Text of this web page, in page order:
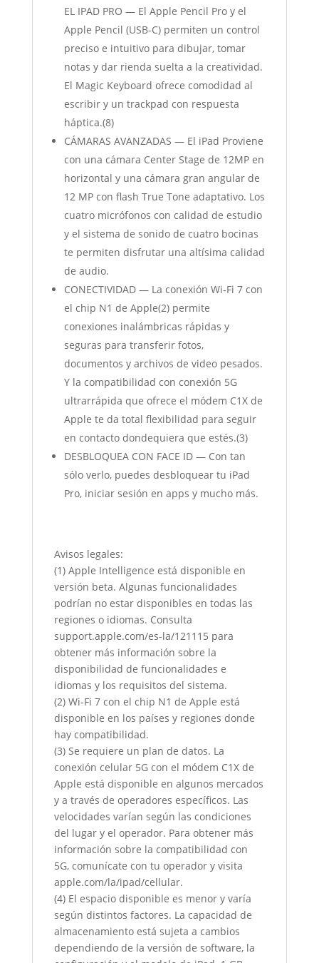
EL IPAD PRO — El Apple Pencil Pro y el
Apple Pencil (USB-C) permiten un control
preciso e intuitivo para dibujar, tomar
notas y dar rienda suelta a la creatividad.
El Magic Keyboard ofrece comodidad al
escribir y un trackpad con respuesta
háptica.(8)
CÁMARAS AVANZADAS — El iPad Proviene
con una cámara Center Stage de 12MP en
horizontal y una cámara gran angular de
12 MP con flash True Tone adaptativo. Los
cuatro micrófonos con calidad de estudio
y el sistema de sonido de cuatro bocinas
te permiten disfrutar una altísima calidad
de audio.
CONECTIVIDAD — La conexión Wi‐Fi 7 con
el chip N1 de Apple(2) permite
conexiones inalámbricas rápidas y
seguras para transferir fotos,
documentos y archivos de video pesados.
Y la compatibilidad con conexión 5G
ultrarrápida que ofrece el módem C1X de
Apple te da total flexibilidad para seguir
en contacto dondequiera que estés.(3)
DESBLOQUEA CON FACE ID — Con tan
sólo verlo, puedes desbloquear tu iPad
Pro, iniciar sesión en apps y mucho más.
Avisos legales:
(1) Apple Intelligence está disponible en
versión beta. Algunas funcionalidades
podrían no estar disponibles en todas las
regiones o idiomas. Consulta
support.apple.com/es-la/121115 para
obtener más información sobre la
disponibilidad de funcionalidades e
idiomas y los requisitos del sistema.
(2) Wi-Fi 7 con el chip N1 de Apple está
disponible en los países y regiones donde
hay compatibilidad.
(3) Se requiere un plan de datos. La
conexión celular 5G con el módem C1X de
Apple está disponible en algunos mercados
y a través de operadores específicos. Las
velocidades varían según las condiciones
del lugar y el operador. Para obtener más
información sobre la compatibilidad con
5G, comunícate con tu operador y visita
apple.com/la/ipad/cellular.
(4) El espacio disponible es menor y varía
según distintos factores. La capacidad de
almacenamiento está sujeta a cambios
dependiendo de la versión de software, la